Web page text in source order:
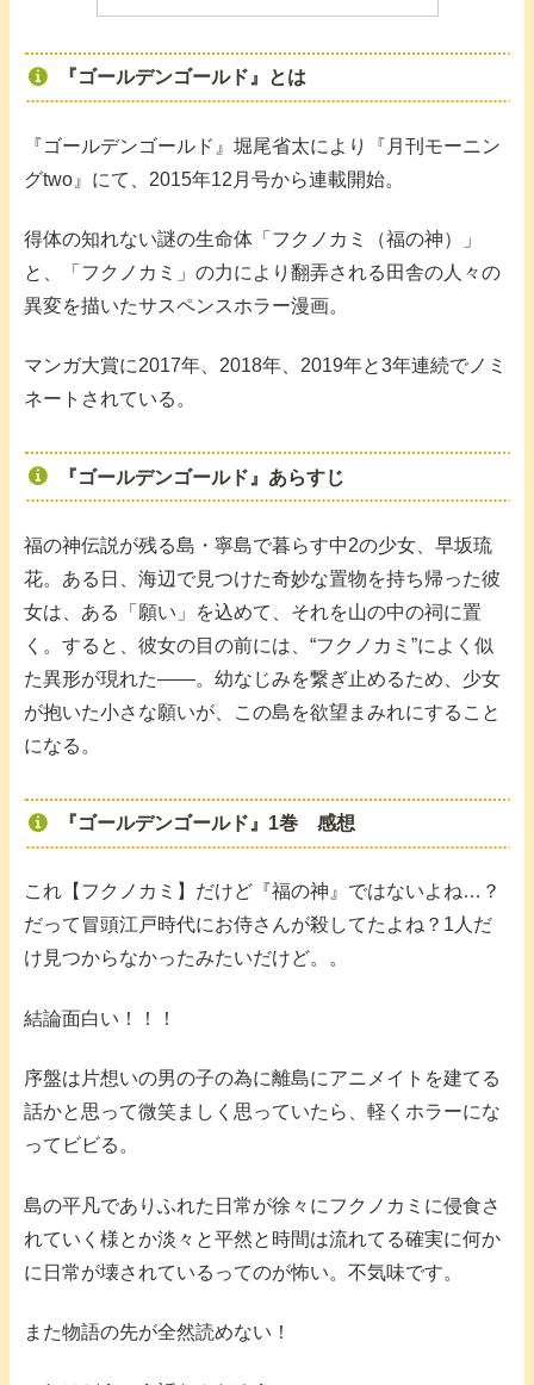
『ゴールデンゴールド』とは
『ゴールデンゴールド』堀尾省太により『月刊モーニン
グtwo』にて、2015年12月号から連載開始。
得体の知れない謎の生命体「フクノカミ（福の神）」
と、「フクノカミ」の力により翻弄される田舎の人々の
異変を描いたサスペンスホラー漫画。
マンガ大賞に2017年、2018年、2019年と3年連続でノミ
ネートされている。
『ゴールデンゴールド』あらすじ
福の神伝説が残る島・寧島で暮らす中2の少女、早坂琉
花。ある日、海辺で見つけた奇妙な置物を持ち帰った彼
女は、ある「願い」を込めて、それを山の中の祠に置
く。すると、彼女の目の前には、“フクノカミ”によく似
た異形が現れた――。幼なじみを繋ぎ止めるため、少女
が抱いた小さな願いが、この島を欲望まみれにすること
になる。
『ゴールデンゴールド』1巻 感想
これ【フクノカミ】だけど『福の神』ではないよね…？
だって冒頭江戸時代にお侍さんが殺してたよね？1人だ
け見つからなかったみたいだけど。。
結論面白い！！！
序盤は片想いの男の子の為に離島にアニメイトを建てる
話かと思って微笑ましく思っていたら、軽くホラーにな
ってビビる。
島の平凡でありふれた日常が徐々にフクノカミに侵食さ
れていく様とか淡々と平然と時間は流れてる確実に何か
に日常が壊されているってのが怖い。不気味です。
また物語の先が全然読めない！